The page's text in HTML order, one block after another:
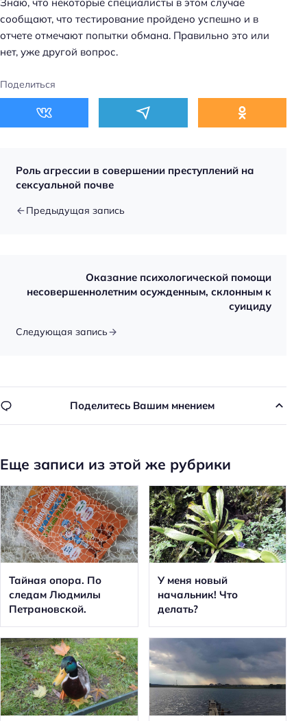
сообщают, что тестирование пройдено успешно и в
отчете отмечают попытки обмана. Правильно это или
нет, уже другой вопрос.
Поделиться
Роль агрессии в совершении преступлений на
сексуальной почве
Предыдущая запись
Оказание психологической помощи
несовершеннолетним осужденным, склонным к
суициду
Следующая запись
Поделитесь Вашим мнением
Еще записи из этой же рубрики
Тайная опора. По
следам Людмилы
Петрановской.
У меня новый
начальник! Что
делать?
Н
а
й
и
: